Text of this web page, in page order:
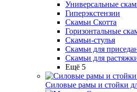
Универсальные
Гиперэкстензии
Скамьи Скотта
Горизонтальные
Скамьи-стулья
Скамьи для
Скамьи для
Ещё 5
Силовые рамы и стойки